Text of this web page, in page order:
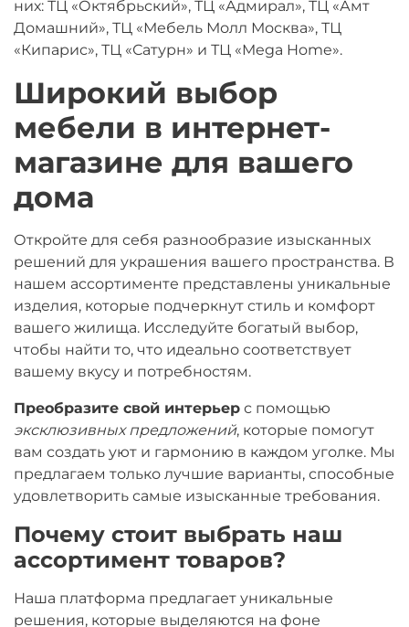
них: ТЦ «Октябрьский», ТЦ «Адмирал», ТЦ «Амт
Домашний», ТЦ «Мебель Молл Москва», ТЦ
«Кипарис», ТЦ «Сатурн» и ТЦ «Mega Home».
Широкий выбор
мебели в интернет-
магазине для вашего
дома
Откройте для себя разнообразие изысканных
решений для украшения вашего пространства. В
нашем ассортименте представлены уникальные
изделия, которые подчеркнут стиль и комфорт
вашего жилища. Исследуйте богатый выбор,
чтобы найти то, что идеально соответствует
вашему вкусу и потребностям.
Преобразите свой интерьер с помощью
эксклюзивных предложений, которые помогут
вам создать уют и гармонию в каждом уголке. Мы
предлагаем только лучшие варианты, способные
удовлетворить самые изысканные требования.
Почему стоит выбрать наш
ассортимент товаров?
Наша платформа предлагает уникальные
решения, которые выделяются на фоне